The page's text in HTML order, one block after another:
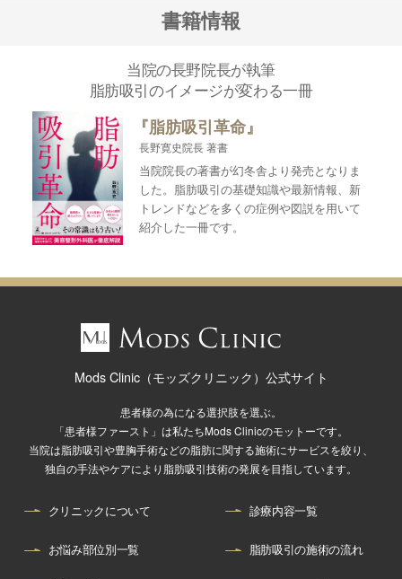
書籍情報
当院の長野院長が執筆
脂肪吸引のイメージが変わる一冊
『脂肪吸引革命』
長野寛史院長 著書
当院院長の著書が幻冬舎より発売となりま
した。脂肪吸引の基礎知識や最新情報、新
トレンドなどを多くの症例や図説を用いて
紹介した一冊です。
Mods Clinic（モッズクリニック）公式サイト
患者様の為になる選択肢を選ぶ。
「患者様ファースト」は私たちMods Clinicのモットーです。
当院は脂肪吸引や豊胸手術などの脂肪に関する施術にサービスを絞り、
独自の手法やケアにより脂肪吸引技術の発展を目指しています。
クリニックについて 診療内容一覧
お悩み部位別一覧 脂肪吸引の施術の流れ